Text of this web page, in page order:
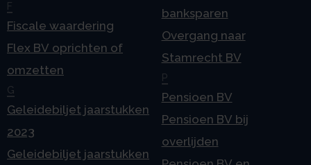
F
Fiscale waardering
Flex BV oprichten of
omzetten
G
Geleidebiljet jaarstukken
2023
Geleidebiljet jaarstukken
banksparen
Overgang naar
Stamrecht BV
P
Pensioen BV
Pensioen BV bij
overlijden